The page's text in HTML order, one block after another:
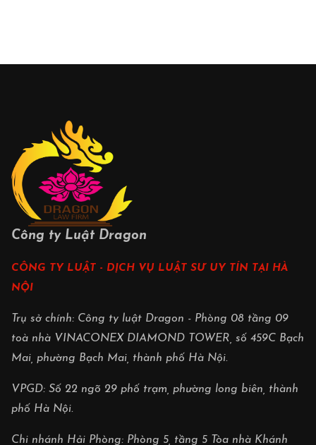
Công ty Luật Dragon
CÔNG TY LUẬT - DỊCH VỤ LUẬT SƯ UY TÍN TẠI HÀ
NỘI
Trụ sở chính: Công ty luật Dragon - Phòng 08 tầng 09
toà nhà VINACONEX DIAMOND TOWER, số 459C Bạch
Mai, phường Bạch Mai, thành phố Hà Nội.
VPGD: Số 22 ngõ 29 phố trạm, phường long biên, thành
phố Hà Nội.
Chi nhánh Hải Phòng: Phòng 5, tầng 5 Tòa nhà Khánh